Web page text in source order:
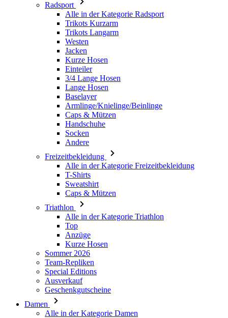
Radsport
Alle in der Kategorie Radsport
Trikots Kurzarm
Trikots Langarm
Westen
Jacken
Kurze Hosen
Einteiler
3/4 Lange Hosen
Lange Hosen
Baselayer
Armlinge/Knielinge/Beinlinge
Caps & Mützen
Handschuhe
Socken
Andere
Freizeitbekleidung
Alle in der Kategorie Freizeitbekleidung
T-Shirts
Sweatshirt
Caps & Mützen
Triathlon
Alle in der Kategorie Triathlon
Top
Anzüge
Kurze Hosen
Sommer 2026
Team-Repliken
Special Editions
Ausverkauf
Geschenkgutscheine
Damen
Alle in der Kategorie Damen